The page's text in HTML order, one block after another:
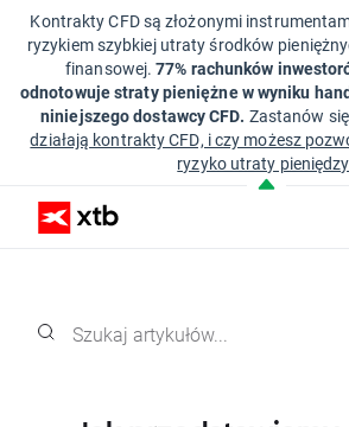
Kontrakty CFD są złożonymi
ryzykiem szybkiej utraty środków
finansowej.77% rachunków
odnotowuje straty pieniężne w wyniku
niniejszego dostawcy CFD. Zastanów
działają kontrakty CFD, i czy możesz
ryzyko utraty